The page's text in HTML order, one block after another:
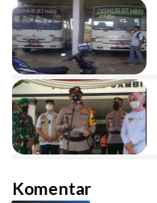
Komentar